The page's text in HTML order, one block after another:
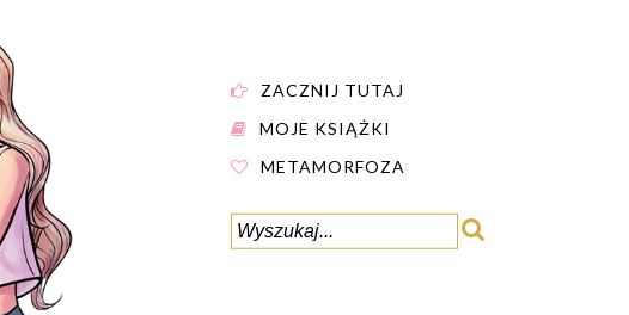
ZACZNIJ TUTAJ
MOJE KSIĄŻKI
METAMORFOZA